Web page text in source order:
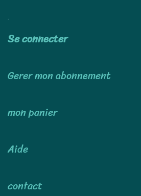
Se connecter
Gerer mon abonnement
mon panier
Aide
contact